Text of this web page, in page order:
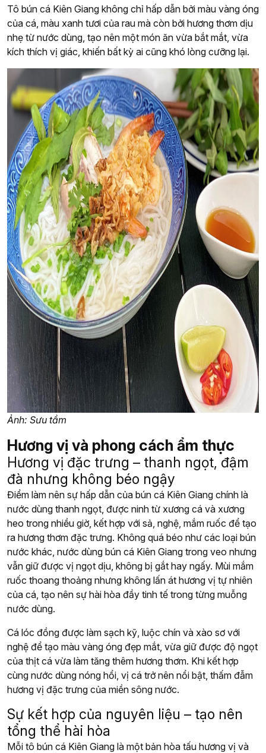
Tô bún cá Kiên Giang không chỉ hấp dẫn bởi màu vàng óng
của cá, màu xanh tươi của rau mà còn bởi hương thơm dịu
nhẹ từ nước dùng, tạo nên một món ăn vừa bắt mắt, vừa
kích thích vị giác, khiến bất kỳ ai cũng khó lòng cưỡng lại.
Ảnh: Sưu tầm
Hương vị và phong cách ẩm thực
Hương vị đặc trưng – thanh ngọt, đậm
đà nhưng không béo ngậy
Điểm làm nên sự hấp dẫn của bún cá Kiên Giang chính là
nước dùng thanh ngọt, được ninh từ xương cá và xương
heo trong nhiều giờ, kết hợp với sả, nghệ, mắm ruốc để tạo
ra hương thơm đặc trưng. Không quá béo như các loại bún
nước khác, nước dùng bún cá Kiên Giang trong veo nhưng
vẫn giữ được vị ngọt dịu, không bị gắt hay ngấy. Mùi mắm
ruốc thoang thoảng nhưng không lấn át hương vị tự nhiên
của cá, tạo nên sự hài hòa đầy tinh tế trong từng muỗng
nước dùng.
Cá lóc đồng được làm sạch kỹ, luộc chín và xào sơ với
nghệ để tạo màu vàng óng đẹp mắt, vừa giữ được độ ngọt
của thịt cá vừa làm tăng thêm hương thơm. Khi kết hợp
cùng nước dùng nóng hổi, vị cá trở nên nổi bật, thấm đẫm
hương vị đặc trưng của miền sông nước.
Sự kết hợp của nguyên liệu – tạo nên
tổng thể hài hòa
Mỗi tô bún cá Kiên Giang là một bản hòa tấu hương vị và